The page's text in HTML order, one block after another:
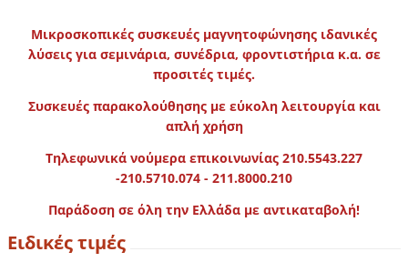
Μικροσκοπικές συσκευές μαγνητοφώνησης ιδανικές
λύσεις για σεμινάρια, συνέδρια, φροντιστήρια κ.α. σε
προσιτές τιμές.
Συσκευές παρακολούθησης με εύκολη λειτουργία και
απλή χρήση
Τηλεφωνικά νούμερα επικοινωνίας 210.5543.227
-210.5710.074 - 211.8000.210
Παράδοση σε όλη την Ελλάδα με αντικαταβολή!
Ειδικές τιμές